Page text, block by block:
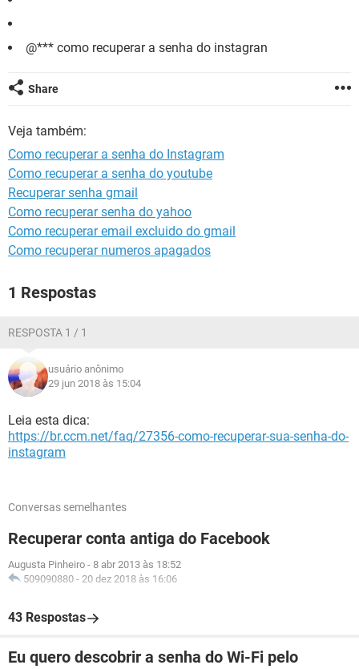
INSTAGRAM GMAIL
GUIA DE COMPRAS
@*** como recuperar a senha do instagran
Share
Veja também:
Como recuperar a senha do Instagram
Como recuperar a senha do youtube
Recuperar senha gmail
Como recuperar senha do yahoo
Como recuperar email excluido do gmail
Como recuperar numeros apagados
1 Respostas
RESPOSTA 1 / 1
usuário anônimo
29 jun 2018 às 15:04
Leia esta dica:
https://br.ccm.net/faq/27356-como-recuperar-sua-senha-do-
instagram
Conversas semelhantes
Recuperar conta antiga do Facebook
Augusta Pinheiro - 8 abr 2013 às 18:52
509090880 - 20 dez 2018 às 16:06
43 Respostas
Eu quero descobrir a senha do Wi-Fi pelo